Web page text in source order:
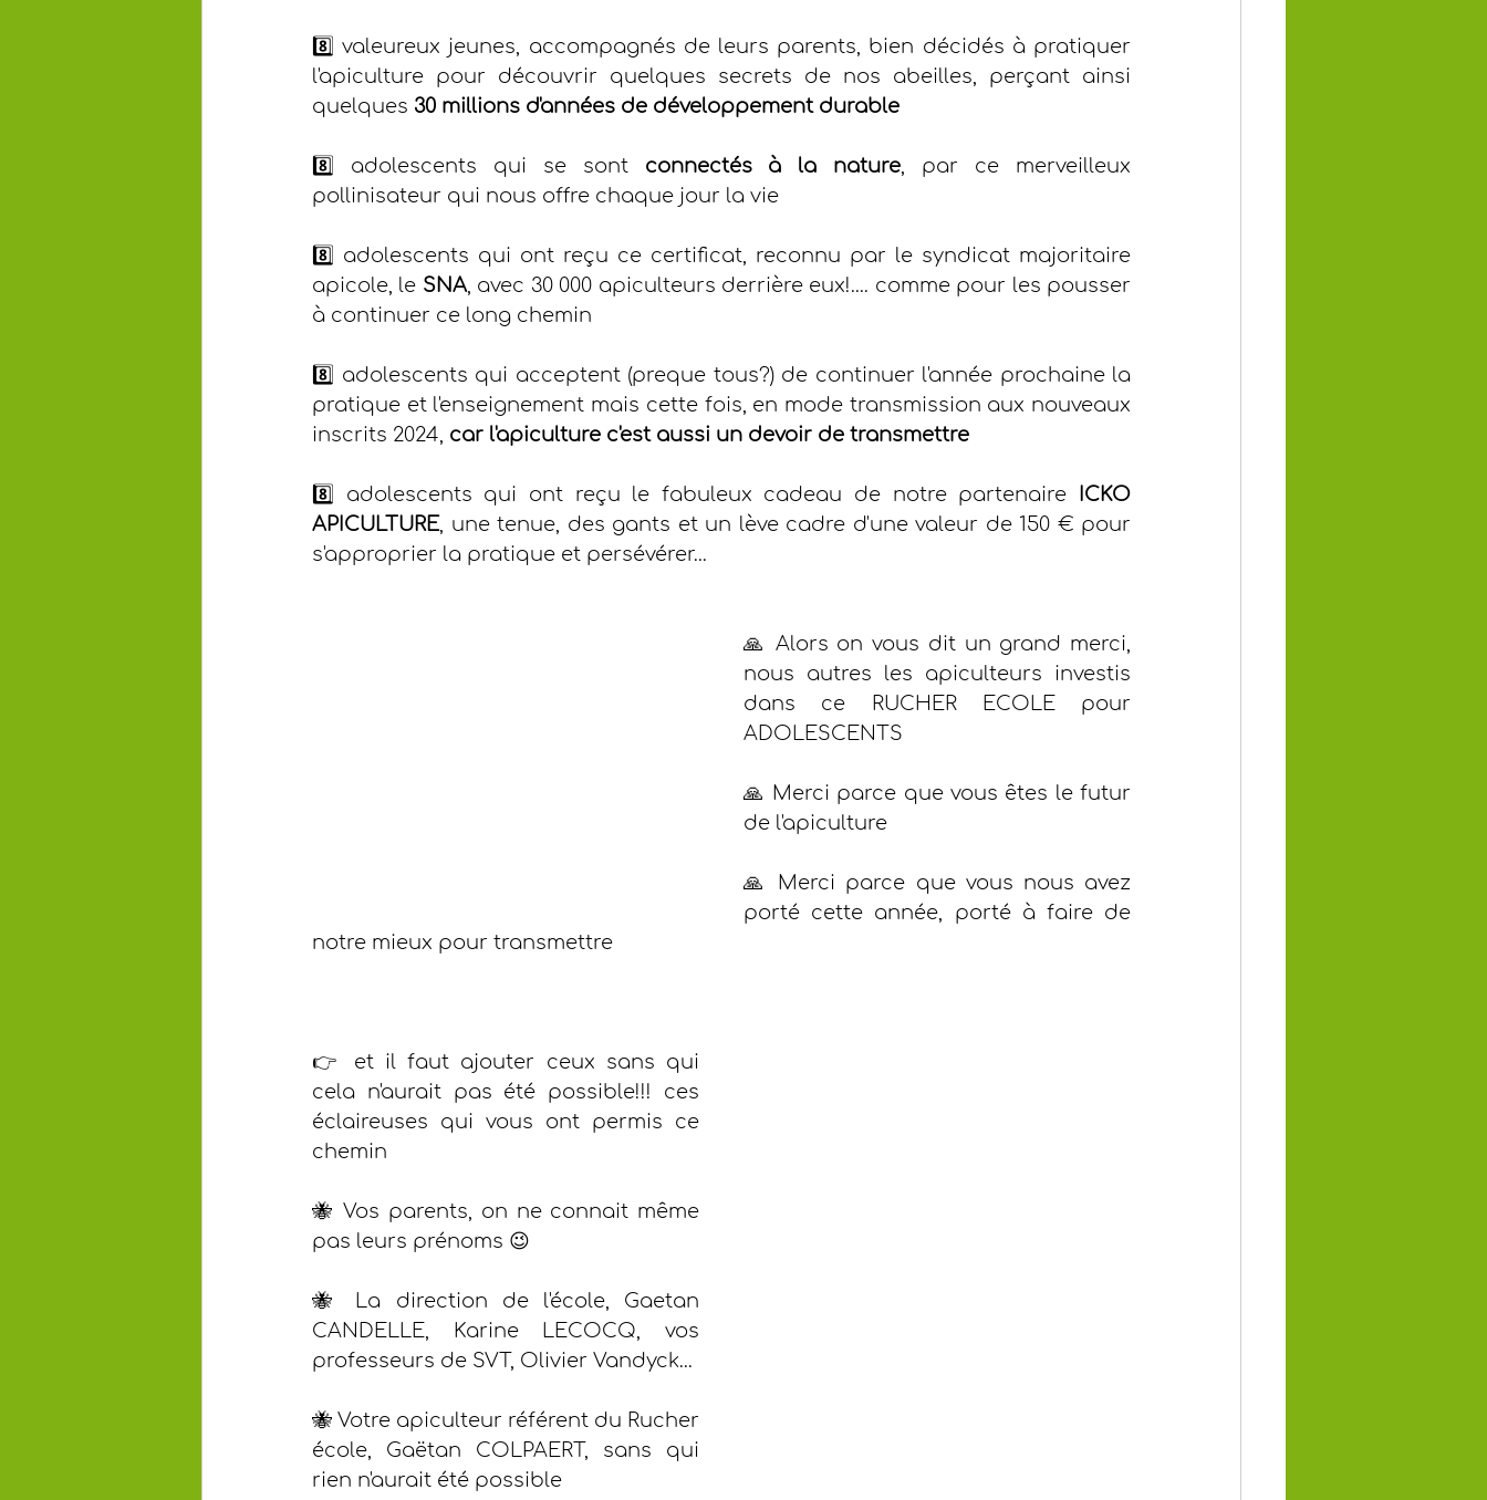
8️⃣ valeureux jeunes, accompagnés de leurs parents, bien décidés à pratiquer
l'apiculture pour découvrir quelques secrets de nos abeilles, perçant ainsi
quelques 30 millions d'années de développement durable
8️⃣ adolescents qui se sont connectés à la nature, par ce merveilleux
pollinisateur qui nous offre chaque jour la vie
8️⃣ adolescents qui ont reçu ce certificat, reconnu par le syndicat majoritaire
apicole, le SNA, avec 30 000 apiculteurs derrière eux!.... comme pour les pousser
à continuer ce long chemin
8️⃣ adolescents qui acceptent (preque tous?) de continuer l'année prochaine la
pratique et l'enseignement mais cette fois, en mode transmission aux nouveaux
inscrits 2024, car l'apiculture c'est aussi un devoir de transmettre
8️⃣ adolescents qui ont reçu le fabuleux cadeau de notre partenaire ICKO
APICULTURE, une tenue, des gants et un lève cadre d'une valeur de 150 € pour
s'approprier la pratique et persévérer...
🙏 Alors on vous dit un grand merci,
nous autres les apiculteurs investis
dans ce RUCHER ECOLE pour
ADOLESCENTS
🙏 Merci parce que vous êtes le futur
de l'apiculture
🙏 Merci parce que vous nous avez
porté cette année, porté à faire de
notre mieux pour transmettre
👉 et il faut ajouter ceux sans qui
cela n'aurait pas été possible!!! ces
éclaireuses qui vous ont permis ce
chemin
🐝 Vos parents, on ne connait même
pas leurs prénoms 😉
🐝 La direction de l'école, Gaetan
CANDELLE, Karine LECOCQ, vos
professeurs de SVT, Olivier Vandyck...
🐝 Votre apiculteur référent du Rucher
école, Gaëtan COLPAERT, sans qui
rien n'aurait été possible